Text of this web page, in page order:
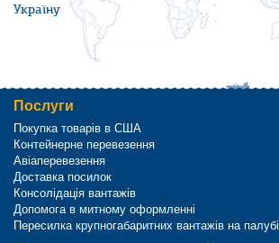
Україну
Послуги
Покупка товарів в США
Контейнерне перевезення
Авіаперевезення
Доставка посилок
Консолідація вантажів
Допомога в митному оформленні
Пересилка крупногабаритних вантажів на палубі